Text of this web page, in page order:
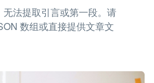
法提取引言或第一段。请
数组或直接提供文章文